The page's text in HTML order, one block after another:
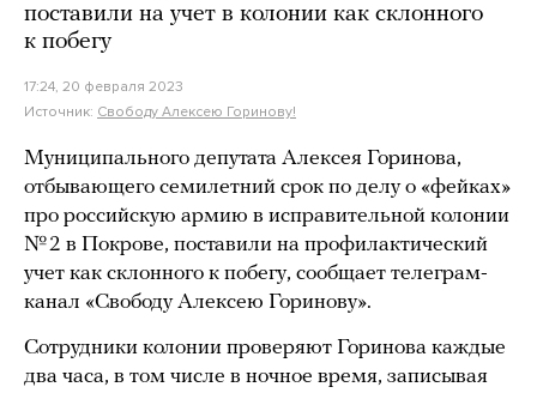
поставили на учет в колонии как склонного
к побегу
17:24, 20 февраля 2023
Источник: Свободу Алексею Горинову!
Муниципального депутата Алексея Горинова,
отбывающего семилетний срок по делу о «фейках»
про российскую армию в исправительной колонии
№ 2 в Покрове, поставили на профилактический
учет как склонного к побегу, сообщает телеграм-
канал «Свободу Алексею Горинову».
Сотрудники колонии проверяют Горинова каждые
два часа, в том числе в ночное время, записывая